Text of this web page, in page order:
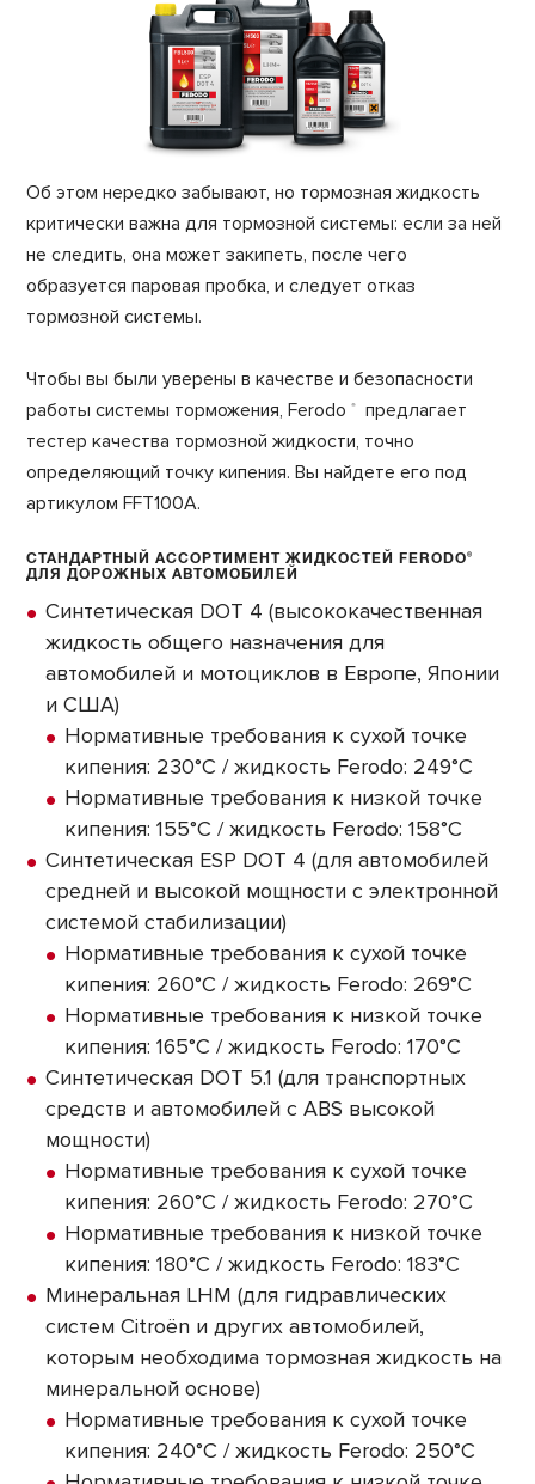
Об этом нередко забывают, но тормозная жидкость
критически важна для тормозной системы: если за ней
не следить, она может закипеть, после чего
образуется паровая пробка, и следует отказ
тормозной системы.
Чтобы вы были уверены в качестве и безопасности
работы системы торможения, Ferodo®
предлагает
тестер качества тормозной жидкости, точно
определяющий точку кипения. Вы найдете его под
артикулом FFT100A.
СТАНДАРТНЫЙ АССОРТИМЕНТ ЖИДКОСТЕЙ FERODO®
ДЛЯ ДОРОЖНЫХ АВТОМОБИЛЕЙ
Синтетическая DOT 4 (высококачественная
жидкость общего назначения для
автомобилей и мотоциклов в Европе, Японии
и США)
Нормативные требования к сухой точке
кипения: 230°C / жидкость Ferodo: 249°C
Нормативные требования к низкой точке
кипения: 155°C / жидкость Ferodo: 158°C
Синтетическая ESP DOT 4 (для автомобилей
средней и высокой мощности с электронной
системой стабилизации)
Нормативные требования к сухой точке
кипения: 260°C / жидкость Ferodo: 269°C
Нормативные требования к низкой точке
кипения: 165°C / жидкость Ferodo: 170°C
Синтетическая DOT 5.1 (для транспортных
средств и автомобилей с ABS высокой
мощности)
Нормативные требования к сухой точке
кипения: 260°C / жидкость Ferodo: 270°C
Нормативные требования к низкой точке
кипения: 180°C / жидкость Ferodo: 183°C
Минеральная LHM (для гидравлических
систем Citroën и других автомобилей,
которым необходима тормозная жидкость на
минеральной основе)
Нормативные требования к сухой точке
кипения: 240°C / жидкость Ferodo: 250°C